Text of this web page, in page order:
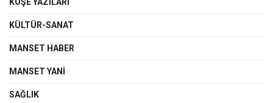
KÖŞE YAZILARI
KÜLTÜR-SANAT
MANSET HABER
MANSET YANI
SAĞLIK